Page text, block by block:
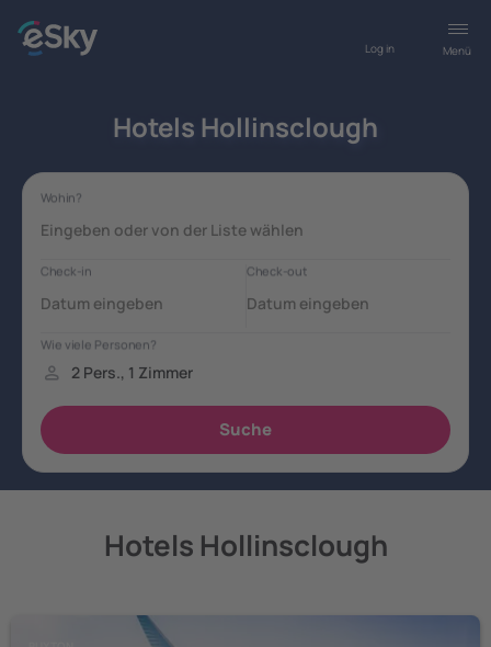
Menü
Log in
Hotels Hollinsclough
Hotels Hollinsclough